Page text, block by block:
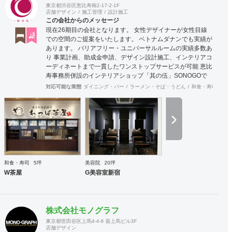
東京都渋谷区恵比寿南2-17-2-1F
店舗デザイン
施工管理 設計施工
この会社からのメッセージ
現在26期目の会社となります。 女性デザイナーが女性目線
での空間のご提案をいたします。 ベトナムダナンでも実績が
あります。 バリアフリー・ユニバーサルルームの実績多数あ
り 事業計画、助成金申請、デザイン設計施工、インテリアコ
ーディネートまで一貫したワンストップサービスが可能 恵比
寿事務所併設のインテリアショップ「其の伍」SONOGOで
はオリジナル家具をはじめアンティーク骨董家具の販売もし
対応可能な業態 ダイニング・バー ラーメン・そば・うどん 和食・寿司
和食・寿司 5坪
W茶屋
美容院 20坪
G美容室新宿
株式会社モノグラフ
東京都世田谷区上馬4-4-6 葵上馬ビル3F
店舗デザイン